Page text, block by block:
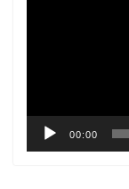
00:00